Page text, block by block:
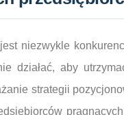
niezwykle
działać, aby
strategii